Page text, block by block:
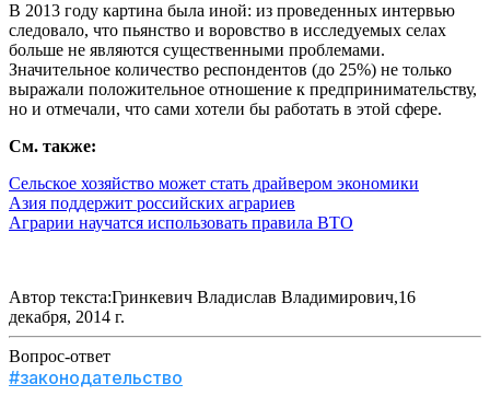
В 2013 году картина была иной: из проведенных интервью
следовало, что пьянство и воровство в исследуемых селах
больше не являются существенными проблемами.
Значительное количество респондентов (до 25%) не только
выражали положительное отношение к предпринимательству,
но и отмечали, что сами хотели бы работать в этой сфере.
См. также:
Сельское хозяйство может стать драйвером экономики
Азия поддержит российских аграриев
Аграрии научатся использовать правила ВТО
Автор текста:Гринкевич Владислав Владимирович,16
декабря, 2014 г.
Вопрос-ответ
#законодательство